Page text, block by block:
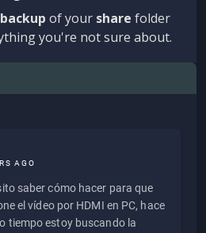
of your share folder
you're not sure about.
AGO
saber cómo hacer para que
el vídeo por HDMI en PC, hace
tiempo estoy buscando la